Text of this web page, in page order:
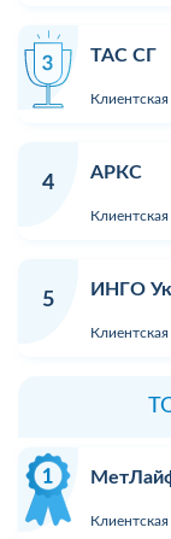
ТАС СГ
4
АРКС
5
ИНГО